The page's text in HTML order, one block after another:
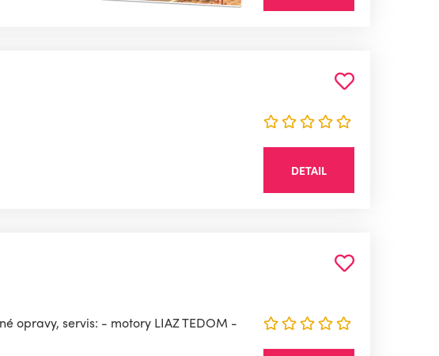
DETAIL
opravy, servis: - motory LIAZ TEDOM -